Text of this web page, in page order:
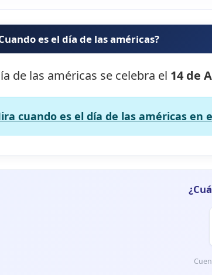
es el día de las américas?
de las américas se celebra el 14 de
cuando es el día de las américas en